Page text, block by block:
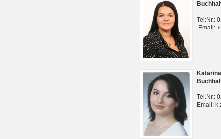
Tel:Nr.:
Email:
Tel.Nr.:
Email: